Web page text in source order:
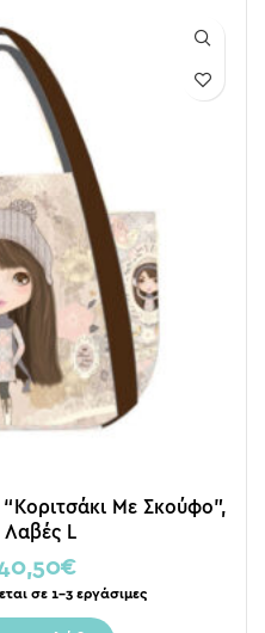
Με Σκούφο”,
L
€
σε 1-3 εργάσιμες